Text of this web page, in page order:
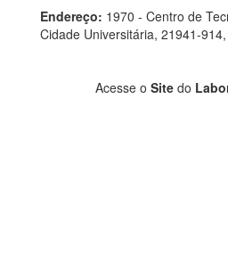
Endereço: 1970 - Centro de
Cidade Universitária, 21941-
Acesse o Sitedo